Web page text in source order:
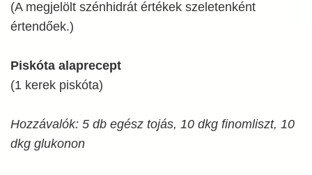
(A megjelölt szénhidrát értékek szeletenként
értendőek.)
Piskóta alaprecept
(1 kerek piskóta)
Hozzávalók: 5 db egész tojás, 10 dkg finomliszt, 10
dkg glukonon